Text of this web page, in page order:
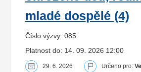
mladé dospělé (4)
Číslo výzvy: 085
Platnost do: 14. 09. 2026 12:00
29. 6. 2026 Určeno pro: